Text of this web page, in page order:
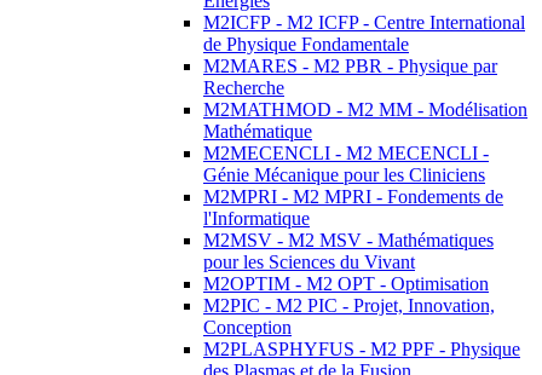
M2ICFP - M2 ICFP - Centre International
de Physique Fondamentale
M2MARES - M2 PBR - Physique par
Recherche
M2MATHMOD - M2 MM - Modélisation
Mathématique
M2MECENCLI - M2 MECENCLI -
Génie Mécanique pour les Cliniciens
M2MPRI - M2 MPRI - Fondements de
l'Informatique
M2MSV - M2 MSV - Mathématiques
pour les Sciences du Vivant
M2OPTIM - M2 OPT - Optimisation
M2PIC - M2 PIC - Projet, Innovation,
Conception
M2PLASPHYFUS - M2 PPF - Physique
des Plasmas et de la Fusion